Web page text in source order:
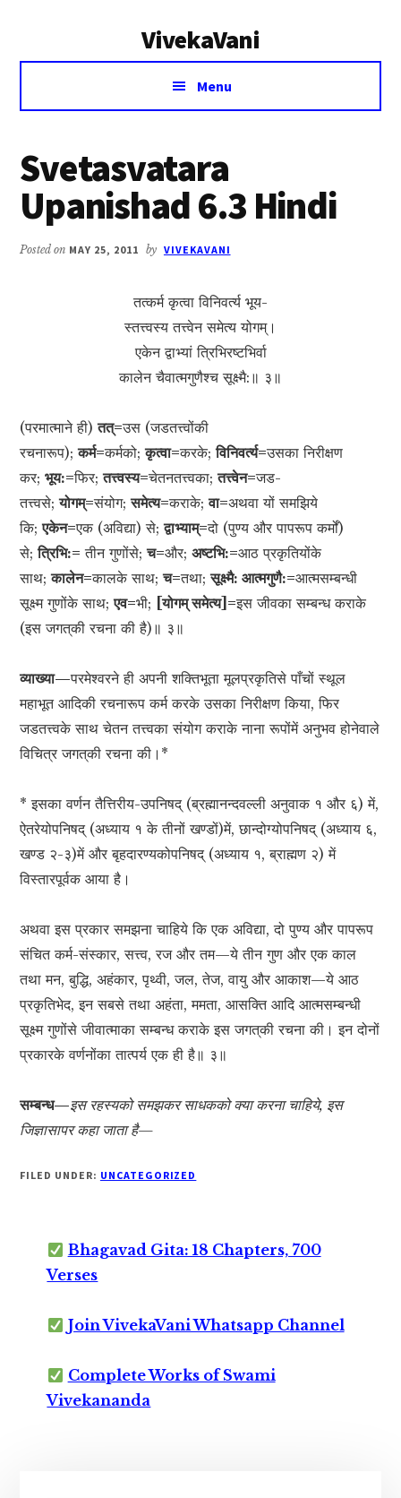
VivekaVani
Voice
Vivekananda
Menu
Svetasvatara
Upanishad 6.3 Hindi
Posted on MAY 25, 2011 by VIVEKAVANI
तत्कर्म कृत्वा विनिवर्त्य भूय-
स्तत्त्वस्य तत्त्वेन समेत्य योगम्।
एकेन द्वाभ्यां त्रिभिरष्टभिर्वा
कालेन चैवात्मगुणैश्च सूक्ष्मै:॥ ३॥
(परमात्माने ही)तत्=उस (जडतत्त्वोंकी
रचनारूप);कर्म=कर्मको;कृत्वा=करके;विनिवर्त्य=उसका निरीक्षण
कर;भूय:=फिर;तत्त्वस्य=चेतनतत्त्वका;तत्त्वेन=जड-
तत्त्वसे;योगम्=संयोग;समेत्य=कराके;वा=अथवा यों समझिये
कि;एकेन=एक (अविद्या) से;द्वाभ्याम्=दो (पुण्य और पापरूप कर्मों)
से;त्रिभि:= तीन गुणोंसे;च=और;अष्टभि:=आठ प्रकृतियोंके
साथ;कालेन=कालके साथ;च=तथा;सूक्ष्मै: आत्मगुणै:=आत्मसम्बन्धी
सूक्ष्म गुणोंके साथ;एव=भी; [योगम् समेत्य]=इस जीवका सम्बन्ध कराके
(इस जगत‍्की रचना की है)॥ ३॥
व्याख्या—परमेश्वरने ही अपनी शक्तिभूता मूलप्रकृतिसे पाँचों स्थूल
महाभूत आदिकी रचनारूप कर्म करके उसका निरीक्षण किया, फिर
जडतत्त्वके साथ चेतन तत्त्वका संयोग कराके नाना रूपोंमें अनुभव होनेवाले
विचित्र जगत‍्की रचना की।*
* इसका वर्णन तैत्तिरीय-उपनिषद् (ब्रह्मानन्दवल्ली अनुवाक १ और ६) में,
ऐतरेयोपनिषद् (अध्याय १ के तीनों खण्डों)में, छान्दोग्योपनिषद् (अध्याय ६,
खण्ड २-३)में और बृहदारण्यकोपनिषद् (अध्याय १, ब्राह्मण २) में
विस्तारपूर्वक आया है।
अथवा इस प्रकार समझना चाहिये कि एक अविद्या, दो पुण्य और पापरूप
संचित कर्म-संस्कार, सत्त्व, रज और तम—ये तीन गुण और एक काल
तथा मन, बुद्धि, अहंकार, पृथ्वी, जल, तेज, वायु और आकाश—ये आठ
प्रकृतिभेद, इन सबसे तथा अहंता, ममता, आसक्ति आदि आत्मसम्बन्धी
सूक्ष्म गुणोंसे जीवात्माका सम्बन्ध कराके इस जगत‍्की रचना की। इन दोनों
प्रकारके वर्णनोंका तात्पर्य एक ही है॥ ३॥
सम्बन्ध—इस रहस्यको समझकर साधकको क्या करना चाहिये, इस
जिज्ञासापर कहा जाता है—
FILED UNDER: UNCATEGORIZED
Bhagavad Gita: 18 Chapters, 700
Verses
Join VivekaVani Whatsapp Channel
Complete Works of Swami
Vivekananda